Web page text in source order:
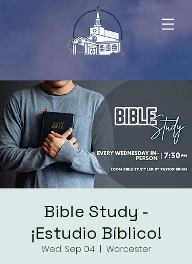
Bible Study -
¡Estudio Bíblico!
Wed, Sep 04
  |
Worcester